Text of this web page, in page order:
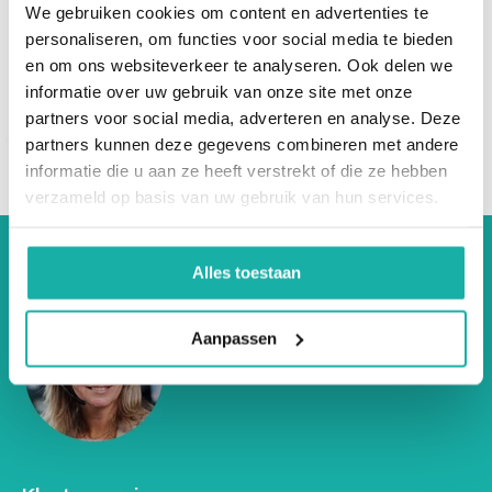
We gebruiken cookies om content en advertenties te
personaliseren, om functies voor social media te bieden
en om ons websiteverkeer te analyseren. Ook delen we
informatie over uw gebruik van onze site met onze
partners voor social media, adverteren en analyse. Deze
partners kunnen deze gegevens combineren met andere
informatie die u aan ze heeft verstrekt of die ze hebben
verzameld op basis van uw gebruik van hun services.
Alles toestaan
Aanpassen
maagslijmvliesontsteking.
Naast deze test wordt ook de testantistoffen
tegen intrinsieke factoraanbevolen om de oorzaak van
pernicieuze anemie te achterhalen.
Een chronische of atrofische maagslijmvliesontsteking
geeft vaak nauwelijks of slechts vage klachten.
pijn in de maagstreek
misselijkheid
opgeblazen gevoel
gebrek aan eetlust
brandend maagzuur
soms braken
€ 67,-